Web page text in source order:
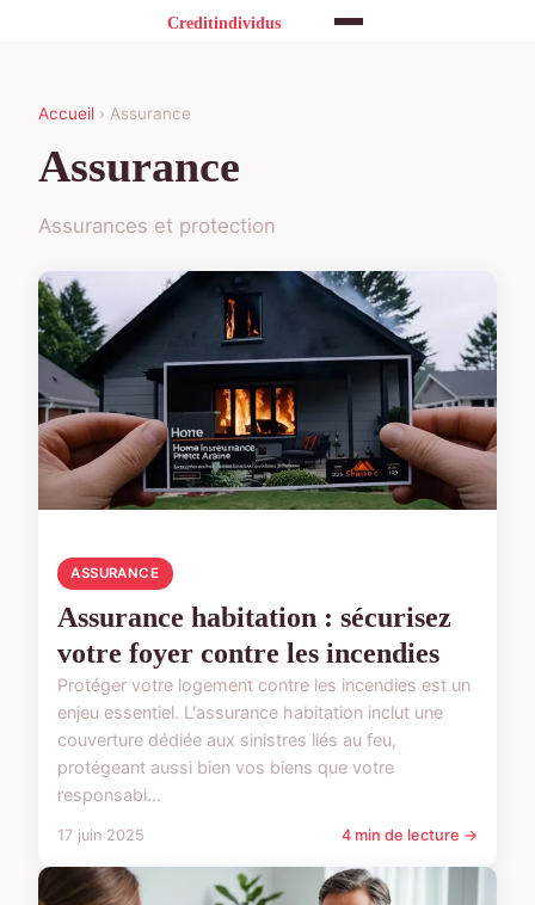
Accueil › Assurance
Assurance
Assurances et protection
ASSURANCE
Assurance habitation : sécurisez
votre foyer contre les incendies
Protéger votre logement contre les incendies est un
enjeu essentiel. L'assurance habitation inclut une
couverture dédiée aux sinistres liés au feu,
protégeant aussi bien vos biens que votre
responsabi...
17 juin 2025 4 min de lecture →